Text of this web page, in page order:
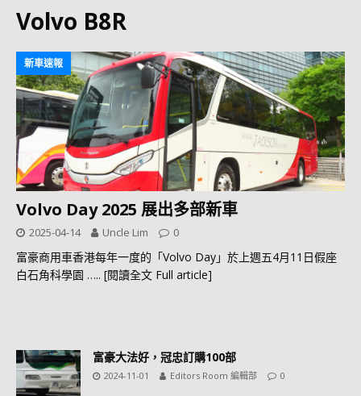
Volvo B8R
新車速報
Volvo Day 2025 展出多部新車
2025-04-14 Uncle Lim 0
富豪商用車香港每年一度的「Volvo Day」於上週五4月11日假座
白石角科學園 ….. [閱讀全文 Full article]
富豪大法好，冠忠訂購100部
2024-11-01 Editors Room 編輯部 0